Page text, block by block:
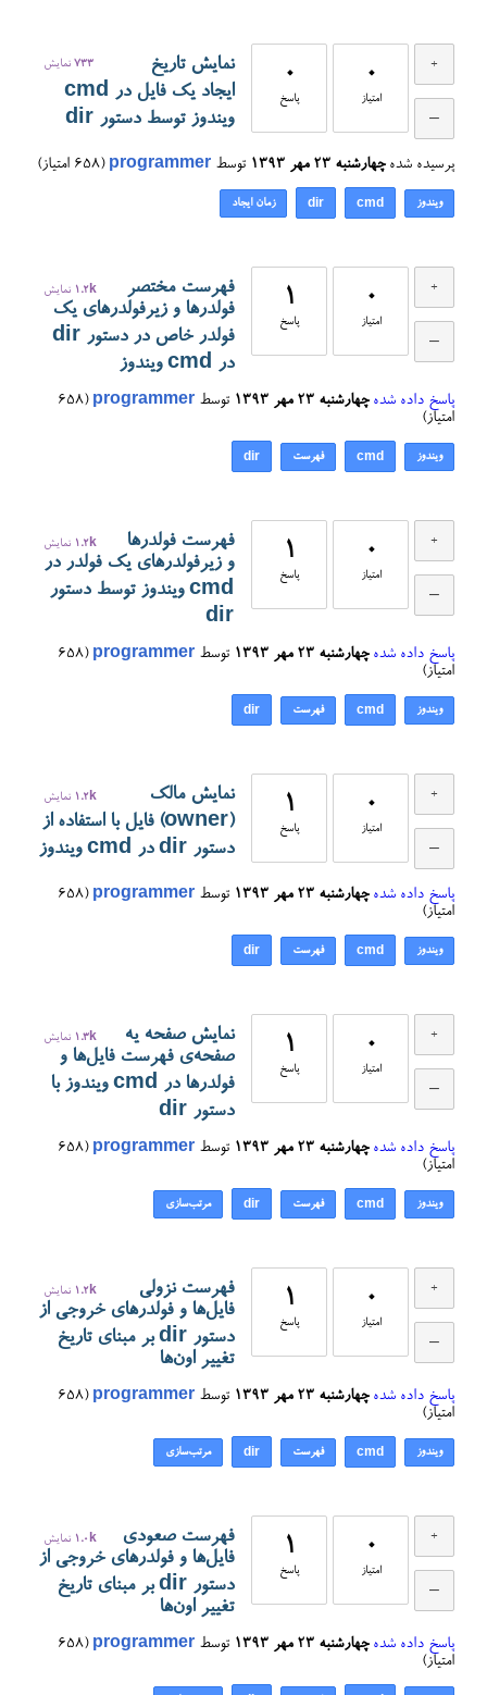
0
امتیاز
0
پاسخ
733 نمایش
نمایش تاریخ
ایجاد یک فایل در cmd
ویندوز توسط دستور dir
پرسیده شده چهارشنبه ۲۳ مهر ۱۳۹۳ توسط programmer
(
658 امتیاز)
ویندوز cmd
dir زمان ایجاد
0
امتیاز
1
پاسخ
1.2k نمایش
فهرست مختصر
فولدرها و زیرفولدرهای یک
فولدر خاص در دستور dir
در cmd ویندوز
پاسخ داده شده چهارشنبه ۲۳ مهر ۱۳۹۳ توسط programmer
(
658
امتیاز)
ویندوز cmd فهرست dir
0
امتیاز
1
پاسخ
1.2k نمایش
فهرست فولدرها
و زیرفولدرهای یک فولدر در
cmd ویندوز توسط دستور
dir
پاسخ داده شده چهارشنبه ۲۳ مهر ۱۳۹۳ توسط programmer
(
658
امتیاز)
ویندوز cmd فهرست dir
0
امتیاز
1
پاسخ
1.2k نمایش
نمایش مالک
(owner) فایل با استفاده از
دستور dir در cmd ویندوز
پاسخ داده شده چهارشنبه ۲۳ مهر ۱۳۹۳ توسط programmer
(
658
امتیاز)
ویندوز cmd فهرست dir
0
امتیاز
1
پاسخ
1.3k نمایش
نمایش صفحه یه
صفحه‌ی فهرست فایل‌ها و
فولدرها در cmd ویندوز با
دستور dir
پاسخ داده شده چهارشنبه ۲۳ مهر ۱۳۹۳ توسط programmer
(
658
امتیاز)
ویندوز cmd فهرست dir مرتب‌سازی
0
امتیاز
1
پاسخ
1.2k نمایش
فهرست نزولی
فایل‌ها و فولدرهای خروجی از
دستور dir بر مبنای تاریخ
تغییر اون‌ها
پاسخ داده شده چهارشنبه ۲۳ مهر ۱۳۹۳ توسط programmer
(
658
امتیاز)
ویندوز cmd فهرست dir مرتب‌سازی
0
امتیاز
1
پاسخ
1.0k نمایش
فهرست صعودی
فایل‌ها و فولدرهای خروجی از
دستور dir بر مبنای تاریخ
تغییر اون‌ها
پاسخ داده شده چهارشنبه ۲۳ مهر ۱۳۹۳ توسط programmer
(
658
امتیاز)